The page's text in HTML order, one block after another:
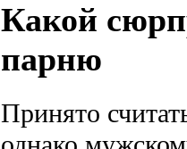
Какой
парню
Принято